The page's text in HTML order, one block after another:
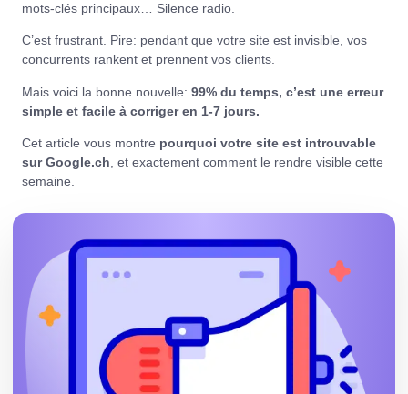
mots-clés principaux… Silence radio.
C’est frustrant. Pire: pendant que votre site est invisible, vos
concurrents rankent et prennent vos clients.
Mais voici la bonne nouvelle: 99% du temps, c’est une erreur
simple et facile à corriger en 1-7 jours.
Cet article vous montre pourquoi votre site est introuvable
sur Google.ch , et exactement comment le rendre visible cette
semaine.